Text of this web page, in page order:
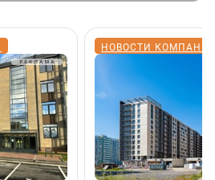
НОВОСТИ